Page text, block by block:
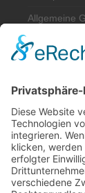
Allgemeine
Impressum
Werkstatt
49328 Melle